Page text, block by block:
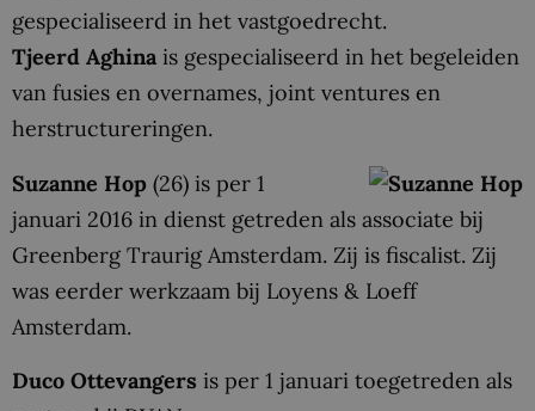
gespecialiseerd in het vastgoedrecht.
Tjeerd Aghina is gespecialiseerd in het begeleiden
van fusies en overnames, joint ventures en
herstructureringen.
Suzanne Hop (26) is per 1
januari 2016 in dienst getreden als associate bij
Greenberg Traurig Amsterdam. Zij is fiscalist. Zij
was eerder werkzaam bij Loyens & Loeff
Amsterdam.
Duco Ottevangers is per 1 januari toegetreden als